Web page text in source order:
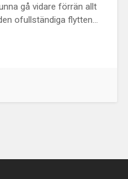
gå vidare förrän allt
ofullständiga flytten...